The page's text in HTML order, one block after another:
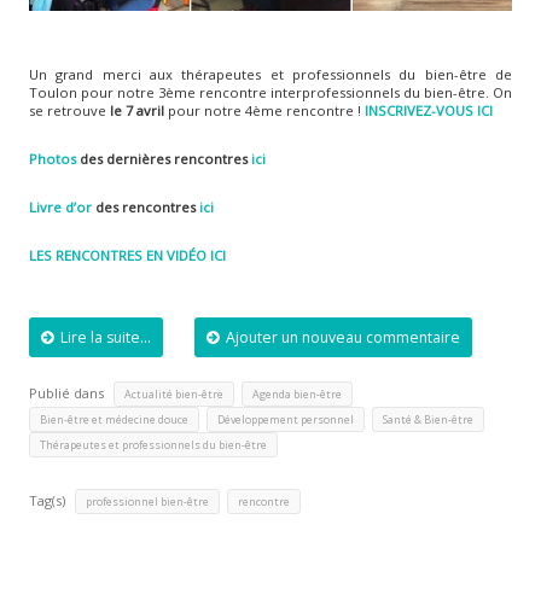
Un grand merci aux thérapeutes et professionnels du bien-être de
Toulon pour notre 3ème rencontre interprofessionnels du bien-être. On
se retrouve le 7 avrilpour notre 4ème rencontre ! INSCRIVEZ-VOUS ICI
Photos des dernières rencontres ici
Livre d’or des rencontresici
LES RENCONTRES EN VIDÉO ICI
Lire la suite... Ajouter un nouveau commentaire
Publié dans Actualité bien-être Agenda bien-être
Bien-être et médecine douce Développement personnel Santé & Bien-être
Thérapeutes et professionnels du bien-être
Tag(s) professionnel bien-être rencontre